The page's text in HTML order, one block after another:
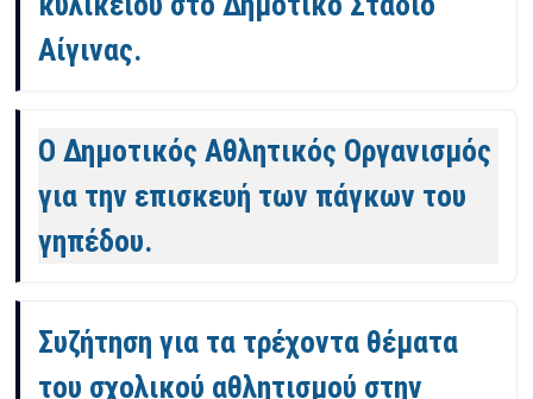
Αίγινας.
Ο Δημοτικός Αθλητικός Οργανισμός
για την επισκευή των πάγκων του
γηπέδου.
Συζήτηση για τα τρέχοντα θέματα
του σχολικού αθλητισμού στην